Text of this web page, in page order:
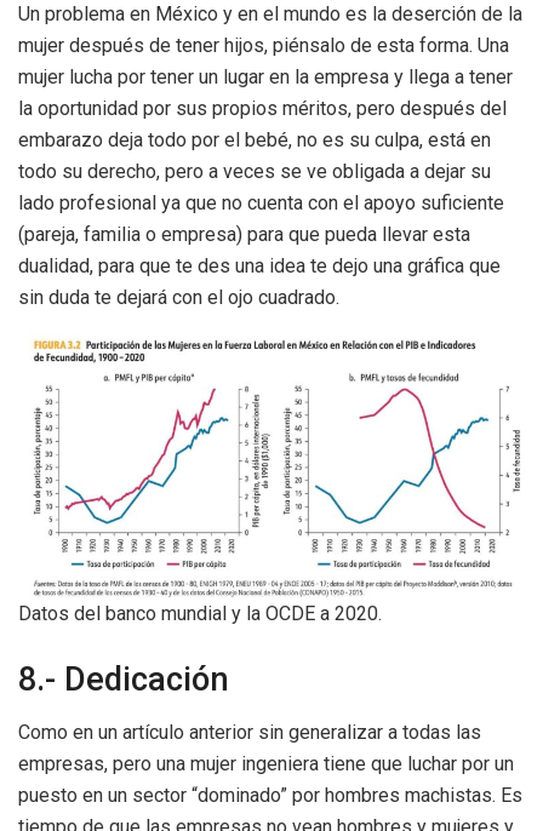
Un problema en México y en el mundo es la deserción de la
mujer después de tener hijos, piénsalo de esta forma. Una
mujer lucha por tener un lugar en la empresa y llega a tener
la oportunidad por sus propios méritos, pero después del
embarazo deja todo por el bebé, no es su culpa, está en
todo su derecho, pero a veces se ve obligada a dejar su
lado profesional ya que no cuenta con el apoyo suficiente
(pareja, familia o empresa) para que pueda llevar esta
dualidad, para que te des una idea te dejo una gráfica que
sin duda te dejará con el ojo cuadrado.
Datos del banco mundial y la OCDE a 2020.
8.- Dedicación
Como en un artículo anterior sin generalizar a todas las
empresas, pero una mujer ingeniera tiene que luchar por un
puesto en un sector “dominado” por hombres machistas. Es